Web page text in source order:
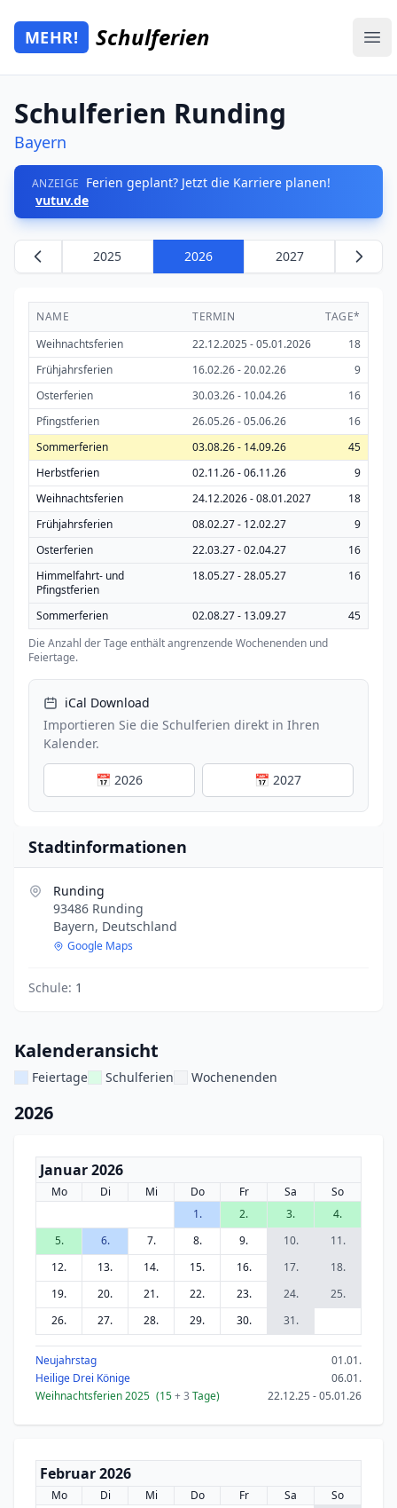
Zum Hauptinhalt springen
Mehr Schulferien
MEHR! Schulferien
Schulferien Runding
Bayern
ANZEIGE Ferien geplant? Jetzt die Karriere planen!
vutuv.de
2025 2026 2027
NAME TERMIN
TAGE*
Weihnachtsferien
22.12.2025 - 05.01.2026
18
Frühjahrsferien
16.02.26 - 20.02.26
9
Osterferien
30.03.26 - 10.04.26
16
Pfingstferien
26.05.26 - 05.06.26
16
Sommerferien
03.08.26 - 14.09.26
45
Herbstferien
02.11.26 - 06.11.26
9
Weihnachtsferien
24.12.2026 - 08.01.2027
18
Frühjahrsferien
08.02.27 - 12.02.27
9
Osterferien
22.03.27 - 02.04.27
16
Himmelfahrt- und
Pfingstferien
18.05.27 - 28.05.27 16
Sommerferien 02.08.27 - 13.09.27
45
Die Anzahl der Tage enthält angrenzende Wochenenden und
Feiertage.
iCal Download
Importieren Sie die Schulferien direkt in Ihren
Kalender.
📅 2026 📅 2027
Stadtinformationen
Runding
93486 Runding
Bayern, Deutschland
Google Maps
Schule: 1
Kalenderansicht
Feiertage Schulferien Wochenenden
2026
Januar 2026
Mo Di Mi Do Fr Sa
So
1.
2. 3.
4.
5.
6. 7. 8. 9. 10.
11.
12.
13. 14. 15. 16. 17.
18.
19.
20. 21. 22. 23. 24.
25.
26.
27. 28. 29. 30. 31.
Neujahrstag
01.01.
Heilige Drei Könige
06.01.
Weihnachtsferien 2025 (15+ 3 Tage) 22.12.25 - 05.01.26
Februar 2026
Mo Di Mi Do Fr Sa
So